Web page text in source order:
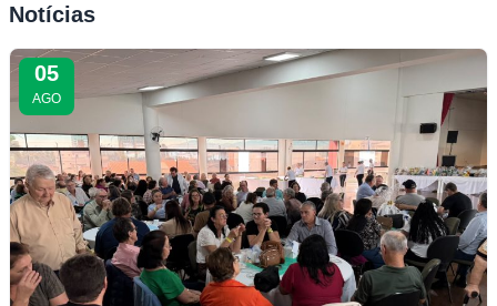
Notícias
05
AGO